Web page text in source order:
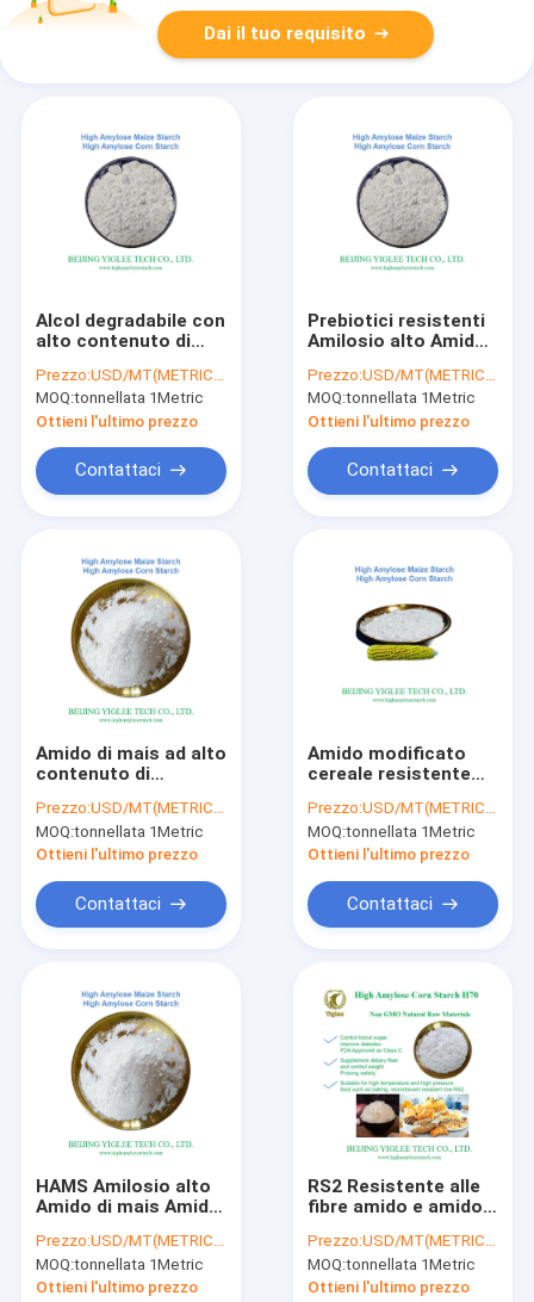
prodotti
Chi siamo
Contattaci
Amido resistente dell'alto amilosio
Dai il tuo requisito
Alcol degradabile con
alto contenuto di
mais
Prezzo:USD/MT(METRIC TON)
MOQ:tonnellata 1Metric
Ottieni l'ultimo prezzo
Contattaci
Prebiotici resistenti
Amilosio alto Amido
mais IG basso RS2
Prezzo:USD/MT(METRIC TON)
MOQ:tonnellata 1Metric
Ottieni l'ultimo prezzo
Contattaci
Amido di mais ad alto
contenuto di
mais modificato
Amido di mais a
basso contenuto di
mais ad alto
contenuto di fibre
Prezzo:USD/MT(METRIC TON)
MOQ:tonnellata 1Metric
Ottieni l'ultimo prezzo
Contattaci
Amido modificato
cereale resistente
dell'amido del mais
dei PROSCIUTTI alto
Prezzo:USD/MT(METRIC TON)
MOQ:tonnellata 1Metric
Ottieni l'ultimo prezzo
Contattaci
HAMS Amilosio alto
Amido di mais Amido
Amido di mais
modificato
Prezzo:USD/MT(METRIC TON)
MOQ:tonnellata 1Metric
Ottieni l'ultimo prezzo
RS2 Resistente alle
fibre amido e amido
Prezzo:USD/MT(METRIC TON)
MOQ:tonnellata 1Metric
Ottieni l'ultimo prezzo